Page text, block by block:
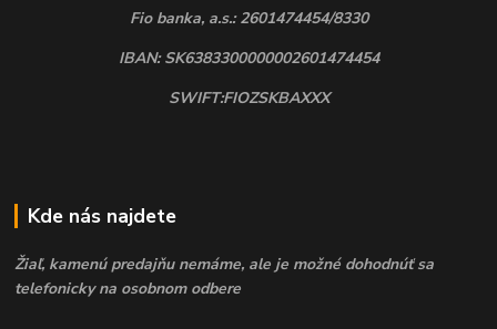
Fio banka, a.s.: 2601474454/8330
IBAN: SK6383300000002601474454
SWIFT:FIOZSKBAXXX
Kde nás najdete
Žiaľ, kamenú predajňu nemáme, ale je možné dohodnúť sa
telefonicky na osobnom odbere